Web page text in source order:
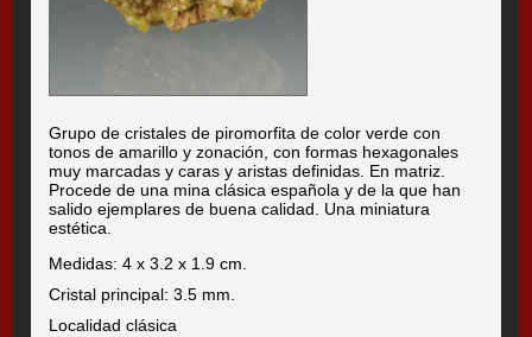
Grupo de cristales de piromorfita de color verde con
tonos de amarillo y zonación, con formas hexagonales
muy marcadas y caras y aristas definidas. En matriz.
Procede de una mina clásica española y de la que han
salido ejemplares de buena calidad. Una miniatura
estética.
Medidas: 4 x 3.2 x 1.9 cm.
Cristal principal: 3.5 mm.
Localidad clásica